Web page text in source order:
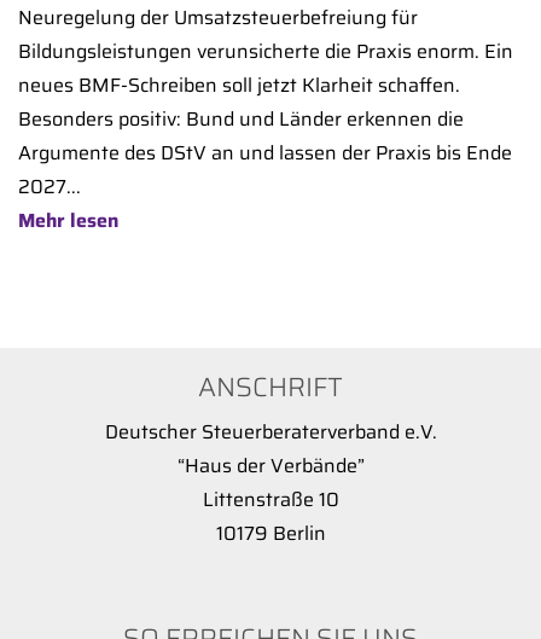
Neuregelung der Umsatzsteuerbefreiung für
Bildungsleistungen verunsicherte die Praxis enorm. Ein
neues BMF-Schreiben soll jetzt Klarheit schaffen.
Besonders positiv: Bund und Länder erkennen die
Argumente des DStV an und lassen der Praxis bis Ende
2027...
Mehr lesen
ANSCHRIFT
Deutscher Steuerberaterverband e.V.
“Haus der Verbände”
Littenstraße 10
10179 Berlin